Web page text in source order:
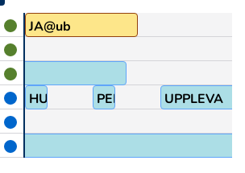
JA@ub
HUR PEK>personUPPLEVA